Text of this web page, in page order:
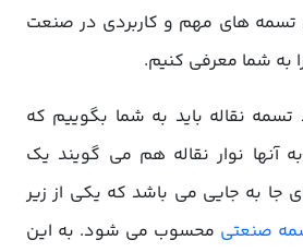
تسمه های مهم و کاربردی در صنعت
به شما معرفی کنیم.
نقاله باید به شما بگوییم که
آنها نوار نقاله هم می گویند یک
جا به جایی می باشد که یکی از زیر
صنعتی محسوب می شود. به این